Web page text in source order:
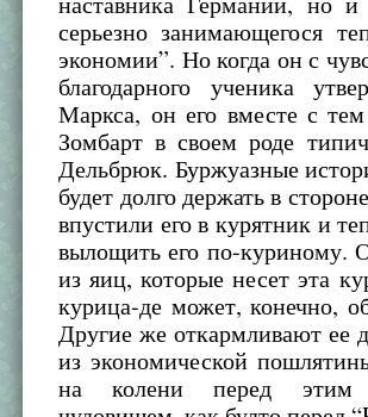
серьезно занимающегося
экономии”. Но когда он с
благодарного ученика
Маркса, он его вместе с
Зомбарт в своем роде
Дельбрюк. Буржуазные
будет долго держать в
впустили его в курятник и
вылощить его по-куриному.
из яиц, которые несет эта
курица-де может, конечно,
Другие же откармливают ее
из экономической
на колени перед этим